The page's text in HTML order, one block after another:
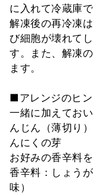
に入れて冷蔵庫
解凍後の再冷凍
び細胞が壊れて
す。また、解凍
ます。
■アレンジのヒン
一緒に加えてお
んじん（薄切り
んにくの芽
お好みの香辛料
香辛料：しょう
味）